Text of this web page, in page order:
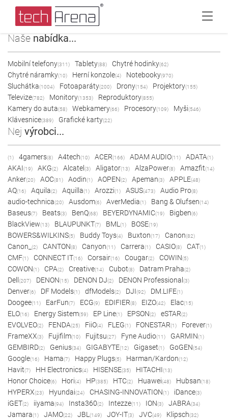
Naše nabídka...
Mobilní telefony(311) Tablety(88) Chytré hodinky(62)
Chytré náramky(10) Herní konzole(4) Notebooky(970)
Sluchátka(1004) Fotoaparáty(200) Drony(154) Projektory(155)
Televize(782) Monitory(1353) Reproduktory(855)
Kamery do auta(58) Webkamery(66) Procesory(109) Myši(546)
Klávesnice(389) Grafické karty(22)
Nej výrobci...
(1) 4gamers(8) A4tech(10) ACER(166) ADAM AUDIO(11) ADATA(1)
AKAI(19) AKG(2) Alcatel (3) Aligator(13) AlzaPower(8) Amazfit(14)
Anker(20) AOC(81) Aodin(1) AOPEN(2) Apeman(3) APPLE(48)
AQ(16) Aquila(2) Aquilla(1) Arozzi(1) ASUS(473) Audio Pro(8)
audio-technica(20) Ausdom(6) AverMedia(1) Bang & Olufsen(14)
Baseus(7) Beats(3) BenQ(68) BEYERDYNAMIC(19) Bigben(6)
BlackView(13) BLAUPUNKT(7) BML (1) BOSE(19)
BOWERS&WILKINS(5) Buddy Toys(4) Buxton(17) Canon(82)
Canon_ (2) CANTON(8) Canyon(11) Carrera(1) CASIO(8) CAT(1)
CMF(1) CONNECT IT(16) Corsair(16) Cougar(2) COWIN(5)
COWON(1) CPA(2) Creative(14) Cubot(8) Datram Praha(2)
Dell (207) DENON(15) DENON DJ(2) DENON Professional (3)
Denver(6) DF Models(1) dfModels(2) DJI(92) DM.LIFE(1)
Doogee(11) EarFun(7) ECG(9) EDIFIER(8) EIZO(42) Elac(15)
ELO(16) Energy Sistem(59) EP Line(1) EPSON(2) eSTAR(2)
EVOLVEO(2) FENDA(25) FiiO(4) FLEG(1) FONESTAR(1) Forever(1)
FrameXX(3) Fujifilm(10) Fujitsu(27) Fyne Audio(11) GARMIN(1)
GEMBIRD(2) Genius(34) GIGABYTE(12) Gigaset(1) GoGEN(54)
Google(16) Hama(7) Happy Plugs(5) Harman/Kardon(12)
Havit(7) HH Electronics(4) HISENSE(35) HITACHI(13)
Honor Choice(6) Hori(4) HP(385) HTC(2) Huawei(48) Hubsan(18)
HYPERX(23) Hyundai(24) CHASING-INNOVATION(1) iDance(3)
iGET(2) iiyama(94) Insta360(2) Intezze(11) ION(3) JABRA(34)
Jamara(1) JAMO(22) JBL (149) JOY-IT(3) JVC(49) Klipsch(32)